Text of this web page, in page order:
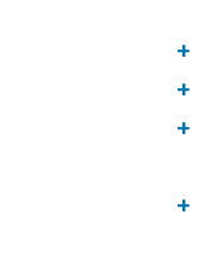
+
+
+
+